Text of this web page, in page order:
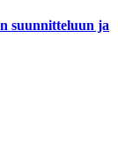
suunnitteluun ja